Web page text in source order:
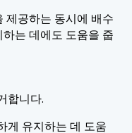
제공하는 동시에 배수
는 데에도 도움을 줍
합니다.
게 유지하는 데 도움